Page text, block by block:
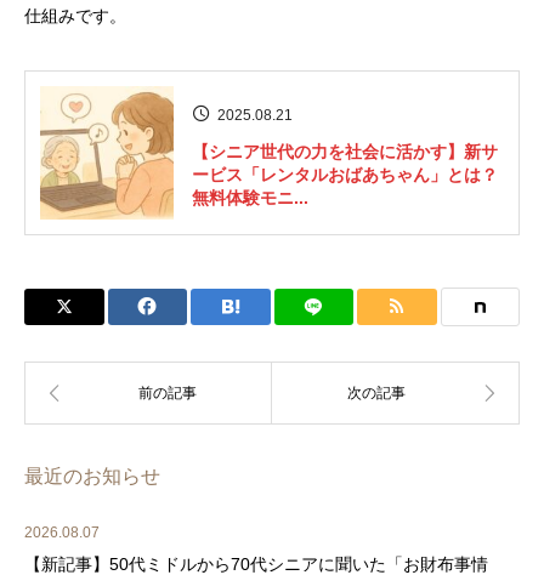
仕組みです。
2025.08.21
【シニア世代の力を社会に活かす】新サ
ービス「レンタルおばあちゃん」とは？
無料体験モニ...
最近のお知らせ
2026.08.07
【新記事】50代ミドルから70代シニアに聞いた「お財布事情